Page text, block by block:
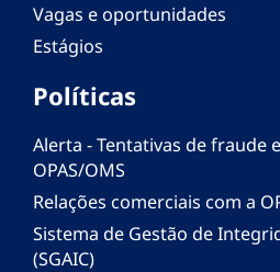
Vagas e oportunidades
Estágios
Políticas
Alerta - Tentativas de fraude
OPAS/OMS
Relações comerciais com a
Sistema de Gestão de
(SGAIC)